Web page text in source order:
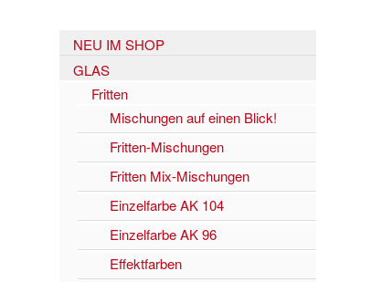
NEU IM SHOP
GLAS
Fritten
Mischungen auf einen Blick!
Fritten-Mischungen
Fritten Mix-Mischungen
Einzelfarbe AK 104
Einzelfarbe AK 96
Effektfarben